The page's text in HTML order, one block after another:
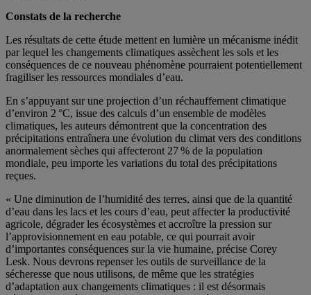
Constats de la recherche
Les résultats de cette étude mettent en lumière un mécanisme inédit
par lequel les changements climatiques assèchent les sols et les
conséquences de ce nouveau phénomène pourraient potentiellement
fragiliser les ressources mondiales d’eau.
En s’appuyant sur une projection d’un réchauffement climatique
d’environ 2 °C, issue des calculs d’un ensemble de modèles
climatiques, les auteurs démontrent que la concentration des
précipitations entraînera une évolution du climat vers des conditions
anormalement sèches qui affecteront 27 % de la population
mondiale, peu importe les variations du total des précipitations
reçues.
« Une diminution de l’humidité des terres, ainsi que de la quantité
d’eau dans les lacs et les cours d’eau, peut affecter la productivité
agricole, dégrader les écosystèmes et accroître la pression sur
l’approvisionnement en eau potable, ce qui pourrait avoir
d’importantes conséquences sur la vie humaine, précise Corey
Lesk. Nous devrons repenser les outils de surveillance de la
sécheresse que nous utilisons, de même que les stratégies
d’adaptation aux changements climatiques : il est désormais